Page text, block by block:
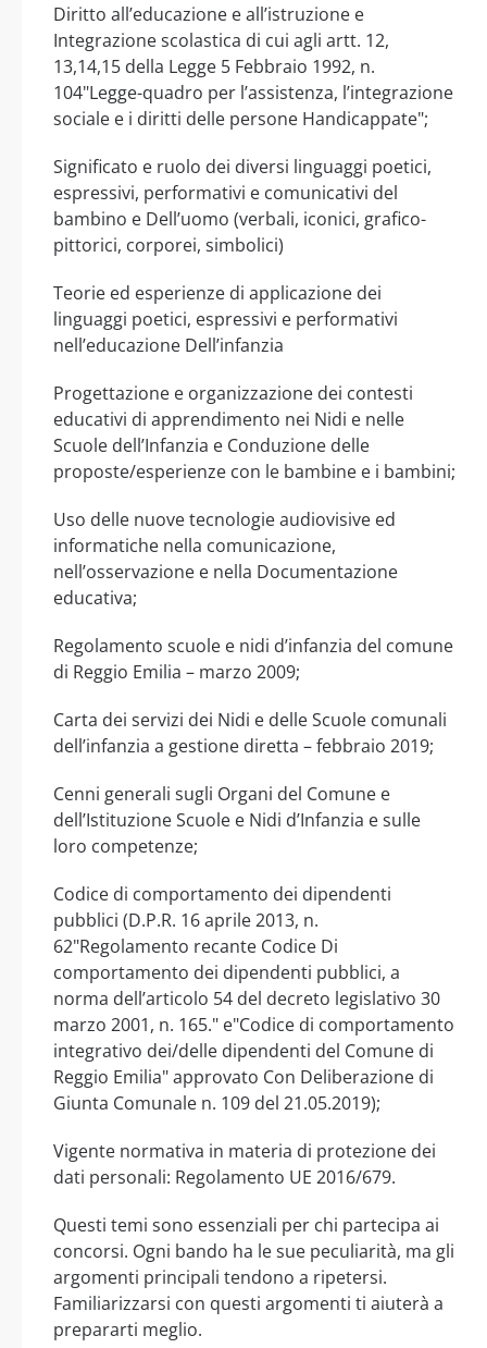
Diritto all’educazione e all’istruzione e
Integrazione scolastica di cui agli artt. 12,
13,14,15 della Legge 5 Febbraio 1992, n.
104"Legge-quadro per l’assistenza, l’integrazione
sociale e i diritti delle persone Handicappate";
Significato e ruolo dei diversi linguaggi poetici,
espressivi, performativi e comunicativi del
bambino e Dell’uomo (verbali, iconici, grafico-
pittorici, corporei, simbolici)
Teorie ed esperienze di applicazione dei
linguaggi poetici, espressivi e performativi
nell’educazione Dell’infanzia
Progettazione e organizzazione dei contesti
educativi di apprendimento nei Nidi e nelle
Scuole dell’Infanzia e Conduzione delle
proposte/esperienze con le bambine e i bambini;
Uso delle nuove tecnologie audiovisive ed
informatiche nella comunicazione,
nell’osservazione e nella Documentazione
educativa;
Regolamento scuole e nidi d’infanzia del comune
di Reggio Emilia – marzo 2009;
Carta dei servizi dei Nidi e delle Scuole comunali
dell’infanzia a gestione diretta – febbraio 2019;
Cenni generali sugli Organi del Comune e
dell’Istituzione Scuole e Nidi d’Infanzia e sulle
loro competenze;
Codice di comportamento dei dipendenti
pubblici (D.P.R. 16 aprile 2013, n.
62"Regolamento recante Codice Di
comportamento dei dipendenti pubblici, a
norma dell’articolo 54 del decreto legislativo 30
marzo 2001, n. 165." e"Codice di comportamento
integrativo dei/delle dipendenti del Comune di
Reggio Emilia" approvato Con Deliberazione di
Giunta Comunale n. 109 del 21.05.2019);
Vigente normativa in materia di protezione dei
dati personali: Regolamento UE 2016/679.
Questi temi sono essenziali per chi partecipa ai
concorsi. Ogni bando ha le sue peculiarità, ma gli
argomenti principali tendono a ripetersi.
Familiarizzarsi con questi argomenti ti aiuterà a
prepararti meglio.